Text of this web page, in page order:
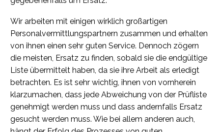
Wir arbeiten mit einigen wirklich großartigen
Personalvermittlungspartnern zusammen und erhalten
von ihnen einen sehr guten Service. Dennoch zögern
die meisten, Ersatz zu finden, sobald sie die endgültige
Liste übermittelt haben, da sie ihre Arbeit als erledigt
betrachten. Es ist sehr wichtig, ihnen von vornherein
klarzumachen, dass jede Abweichung von der Prüfliste
genehmigt werden muss und dass andernfalls Ersatz
gesucht werden muss. Wie bei allem anderen auch,